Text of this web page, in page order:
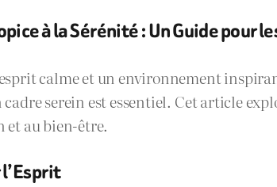
à la Sérénité : Un Guide pour
calme et un environnement
serein est essentiel. Cet article
et au bien-être.